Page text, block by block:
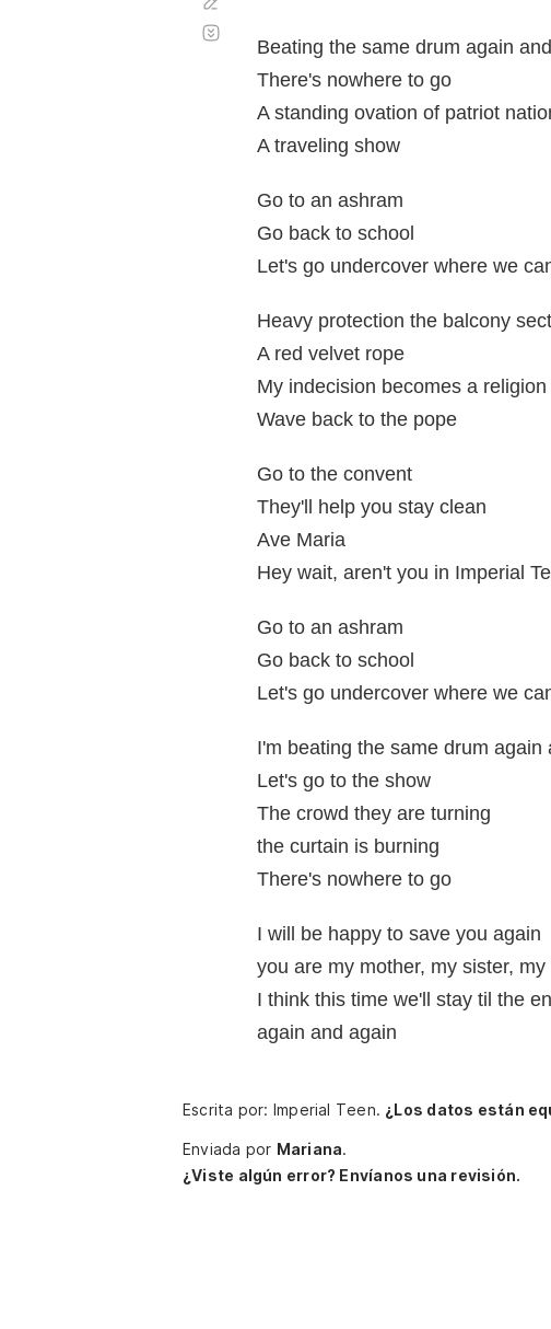
Beating the same drum again
There's nowhere to go
A standing ovation of patriot
A traveling show
Go to an ashram
Go back to school
Let's go undercover where we
Heavy protection the balcony
A red velvet rope
My indecision becomes a religion
Wave back to the pope
Go to the convent
They'll help you stay clean
Ave Maria
Hey wait, aren't you in Imperial
Go to an ashram
Go back to school
Let's go undercover where we
I'm beating the same drum again
Let's go to the show
The crowd they are turning
the curtain is burning
There's nowhere to go
I will be happy to save you again
you are my mother, my sister,
I think this time we'll stay til the
again and again
automático
Escrita por: Imperial Teen. ¿Los datos están
Enviada por Mariana.
¿Viste algún error? Envíanos una revisión.